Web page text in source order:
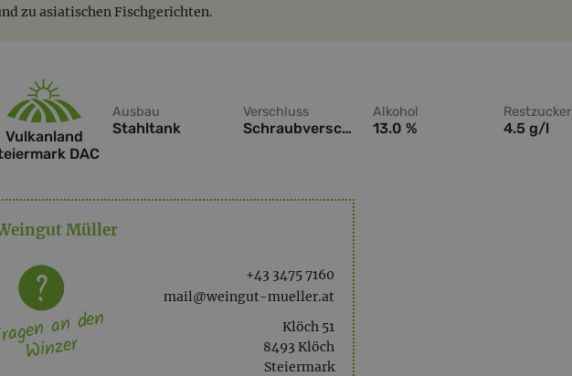
zu asiatischen Fischgerichten.
Vulkanland
DAC
Ausbau
Stahltank
Verschluss
Schraubverschluss
Alkohol
13.0 %
Restzucker
4.5 g/l
Müller
+43 3475 7160
mail@weingut-mueller.at
Klöch 51
8493 Klöch
Steiermark
an den
Winzer